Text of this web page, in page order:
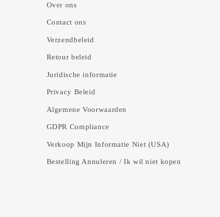
Over ons
Contact ons
Verzendbeleid
Retour beleid
Juridische informatie
Privacy Beleid
Algemene Voorwaarden
GDPR Compliance
Verkoop Mijn Informatie Niet (USA)
Bestelling Annuleren / Ik wil niet kopen